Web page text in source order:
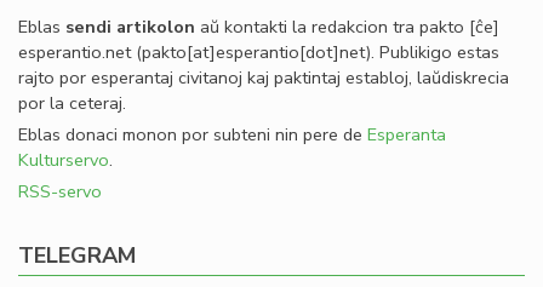
Eblas sendi artikolon aŭ kontakti la redakcion tra pakto [ĉe]
esperantio.net(pakto[at]esperantio[dot]net). Publikigo estas
rajto por esperantaj civitanoj kaj paktintaj establoj, laŭdiskrecia
por la ceteraj.
Eblas donaci monon por subteni nin pere de Esperanta
Kulturservo.
RSS-servo
TELEGRAM